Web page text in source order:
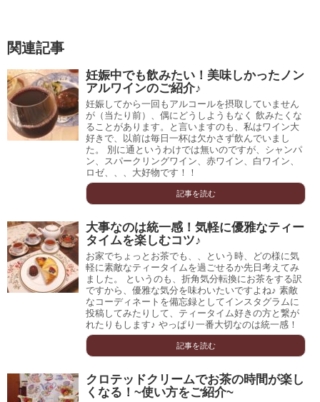
関連記事
妊娠中でも飲みたい！美味しかったノン
アルワインのご紹介♪
妊娠してから一回もアルコールを摂取していません
が（当たり前）、偶にどうしようもなく 飲みたくな
ることがあります。と言いますのも、私はワイン大
好きで、以前は毎日一杯は欠かさず飲んでいまし
た。 別に通というわけでは無いのですが、シャンパ
ン、スパークリングワイン、赤ワイン、白ワイン、
ロゼ、、、大好物です！！
記事を読む
大事なのは統一感！気軽に優雅なティー
タイムを楽しむコツ♪
お家でちょっとお茶でも、、という時、どの様に気
軽に素敵なティータイムを過ごせるか先日考えてみ
ました。 というのも、折角気分転換にお茶をする訳
ですから、優雅な気分を味わいたいですよね♪ 素敵
なコーディネートを備忘録としてインスタグラムに
投稿してみたりして、ティータイム好きの方と繋が
れたりもします♪ やっぱり一番大切なのは統一感！
記事を読む
クロテッドクリームでお茶の時間が楽し
くなる！~使い方をご紹介~